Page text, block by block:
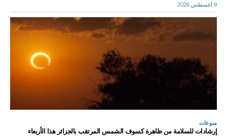
9 أغسطس 2026
منوعات
إرشادات للسلامة من ظاهرة كسوف الشمس المرتقب بالجزائر هذا الأربعاء